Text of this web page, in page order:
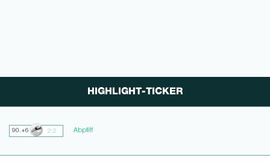
HIGHLIGHT-TICKER
90.+6 2:2 Abpfiff